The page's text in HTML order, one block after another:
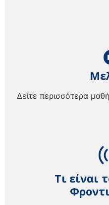
Τι είναι
Δείτε περισσότερα